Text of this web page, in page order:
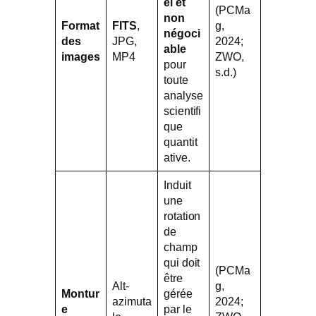
Format
des
images
FITS
JPG,
MP4
non
négoci
able
pour
toute
analyse
scientifi
que
quantit
ative.
(PCMa
g,
2024;
ZWO,
s.d.)
Montur
e
Alt-
azimuta
Induit
une
rotation
de
champ
qui doit
être
gérée
par le
(PCMa
g,
2024;